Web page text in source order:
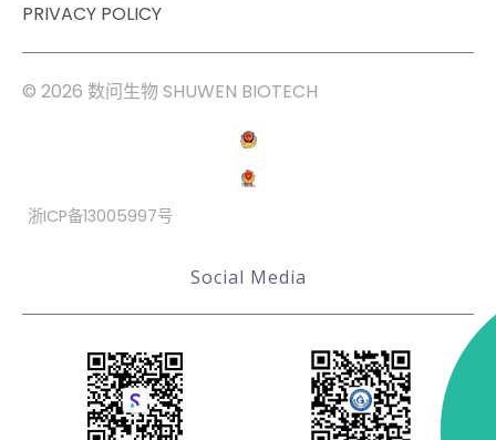
PRIVACY POLICY
© 2026 数问生物 SHUWEN BIOTECH
浙ICP备13005997号
Social Media